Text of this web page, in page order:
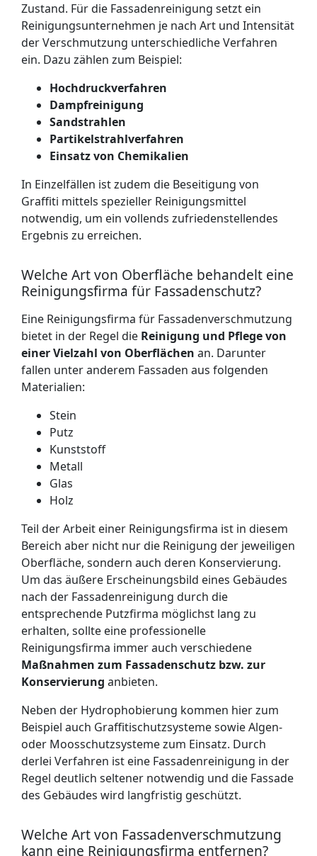
Zustand. Für die Fassadenreinigung setzt ein
Reinigungsunternehmen je nach Art und Intensität
der Verschmutzung unterschiedliche Verfahren
ein. Dazu zählen zum Beispiel:
Hochdruckverfahren
Dampfreinigung
Sandstrahlen
Partikelstrahlverfahren
Einsatz von Chemikalien
In Einzelfällen ist zudem die Beseitigung von
Graffiti mittels spezieller Reinigungsmittel
notwendig, um ein vollends zufriedenstellendes
Ergebnis zu erreichen.
Welche Art von Oberfläche behandelt eine
Reinigungsfirma für Fassadenschutz?
Eine Reinigungsfirma für Fassadenverschmutzung
bietet in der Regel die Reinigung und Pflege von
einer Vielzahl von Oberflächen an. Darunter
fallen unter anderem Fassaden aus folgenden
Materialien:
Stein
Putz
Kunststoff
Metall
Glas
Holz
Teil der Arbeit einer Reinigungsfirma ist in diesem
Bereich aber nicht nur die Reinigung der jeweiligen
Oberfläche, sondern auch deren Konservierung.
Um das äußere Erscheinungsbild eines Gebäudes
nach der Fassadenreinigung durch die
entsprechende Putzfirma möglichst lang zu
erhalten, sollte eine professionelle
Reinigungsfirma immer auch verschiedene
Maßnahmen zum Fassadenschutz bzw. zur
Konservierung anbieten.
Neben der Hydrophobierung kommen hier zum
Beispiel auch Graffitischutzsysteme sowie Algen-
oder Moosschutzsysteme zum Einsatz. Durch
derlei Verfahren ist eine Fassadenreinigung in der
Regel deutlich seltener notwendig und die Fassade
des Gebäudes wird langfristig geschützt.
Welche Art von Fassadenverschmutzung
kann eine Reinigungsfirma entfernen?